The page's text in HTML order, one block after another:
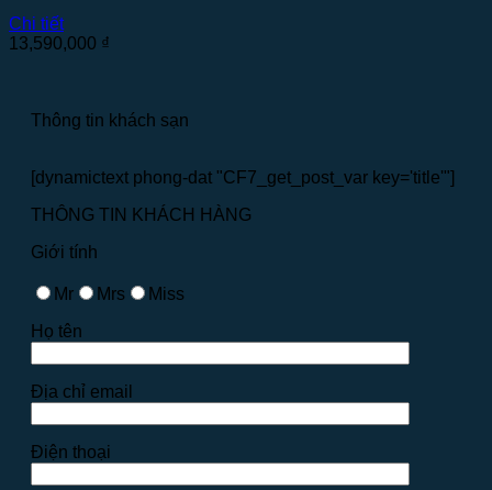
Chi tiết
13,590,000 ₫
Thông tin khách sạn
[dynamictext phong-dat "CF7_get_post_var key='title'"]
THÔNG TIN KHÁCH HÀNG
Giới tính
Mr Mrs
Miss
Họ tên
Địa chỉ email
Điện thoại